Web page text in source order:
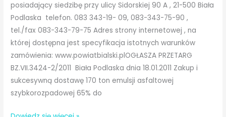
Sławatyczach
grysów
bazaltowych
frakcji
…
posiadający siedzibę przy ulicy Sidorskiej 90 A , 21-500 Biała
Podlaska telefon. 083 343-19- 09, 083-343-75-90 ,
tel./fax 083-343-79-75 Adres strony internetowej , na
której dostępna jest specyfikacja istotnych warunków
zamówienia: www.powiatbialski.plOGŁASZA PRZETARG
BZ.VII.3424-2/2011 Biała Podlaska dnia 18.01.2011 Zakup i
sukcesywną dostawę 170 ton emulsji asfaltowej
szybkorozpadowej 65% do